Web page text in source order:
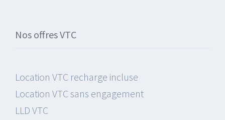
Nos offres VTC
Location VTC recharge incluse
Location VTC sans engagement
LLD VTC